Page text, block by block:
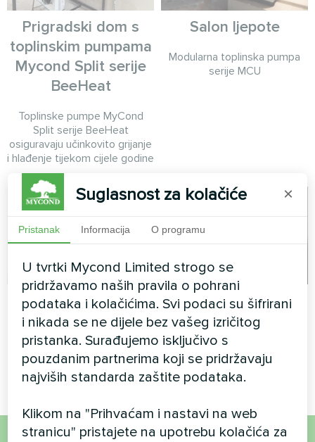
Prigradski dom s
toplinskim pumpama
Mycond Split serije
BeeHeat
Toplinske pumpe MyCond
Split serije BeeHeat
osiguravaju učinkovito grijanje
i hlađenje tijekom cijele godine
Salon ljepote
Modularna toplinska pumpa
serije MCU
Privatna kuća
Termostat za ventilatorsku
zavojnicu Mycond ORB s Wi-
Fi-jem
Ured
Umjetnički dizajn ventilatorske
konvektorske jedinice Silent
serije
Suglasnost za kolačiće ×
Pristanak Informacija O programu
U tvrtki Mycond Limited strogo se
pridržavamo naših pravila o pohrani
podataka i kolačićima. Svi podaci su šifrirani
i nikada se ne dijele bez vašeg izričitog
pristanka. Surađujemo isključivo s
pouzdanim partnerima koji se pridržavaju
najviših standarda zaštite podataka.
Klikom na "Prihvaćam i nastavi na web
stranicu" pristajete na upotrebu kolačića za